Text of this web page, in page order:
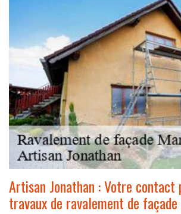
Artisan Jonathan : Votre contact
travaux de ravalement de